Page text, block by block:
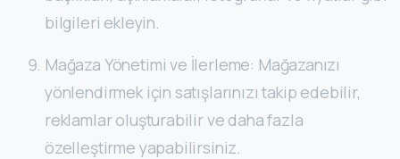
bilgileri ekleyin.
Mağaza Yönetimi ve İlerleme: Mağazanızı
yönlendirmek için satışlarınızı takip edebilir,
reklamlar oluşturabilir ve daha fazla
özelleştirme yapabilirsiniz.